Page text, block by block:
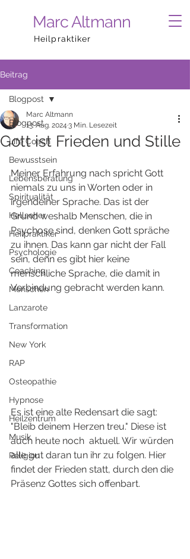
Marc Altmann
Heilpraktiker
Beitrag
Blogpost
Life Coach
Bewusstsein
Lebensberatung
Spiritualität
Hellseher
Heilpraktiker
Psychologie
Coaching
Menschen
Lanzarote
Transformation
New York
RAP
Osteopathie
Hypnose
Heilzentrum
Musik
Religion
Blogpost
Gott ist Frieden und Stille
Marc Altmann
13. Aug. 2024 3 Min. Lesezeit
Meiner Erfahrung nach spricht Gott
niemals zu uns in Worten oder in
irgendeiner Sprache. Das ist der
Grund weshalb Menschen, die in
Psychose sind, denken Gott spräche
zu ihnen. Das kann gar nicht der Fall
sein, denn es gibt hier keine
menschliche Sprache, die damit in
Verbindung gebracht werden kann.
Es ist eine alte Redensart die sagt:
"Bleib deinem Herzen treu." Diese ist
auch heute noch  aktuell. Wir würden
alle gut daran tun ihr zu folgen. Hier
findet der Frieden statt, durch den die
Präsenz Gottes sich offenbart.